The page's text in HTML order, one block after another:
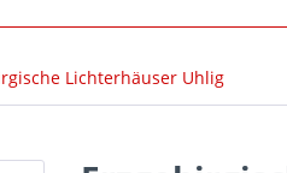
Lichterhäuser Uhlig